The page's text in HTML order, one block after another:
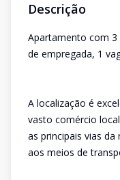
Descrição
Apartamento com
de empregada, 1
A localização é
vasto comércio
as principais vias da
aos meios de